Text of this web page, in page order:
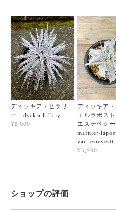
ディッキア・ヒラリ
ー dyckia hillary
¥5,000
ディッキア
エルラポス
エステベシ
marnier-
var. estevesii
¥5,500
ショップの評価